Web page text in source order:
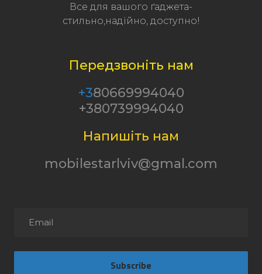
Все для вашого ґаджета-
стильно,надійно, доступно!
Передзвоніть нам
+380669994040
+380739994040
Напишіть нам
mobilestarlviv@gmal.com
Subscribe